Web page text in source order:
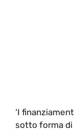
‘I
sotto forma di